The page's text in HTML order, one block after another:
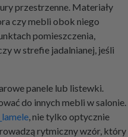
przestrzenne. Materiały
czy mebli obok niego
pomieszczenia,
w strefie jadalnianej, jeśli
panele lub listewki.
do innych mebli w salonie.
, nie tylko optycznie
rytmiczny wzór, który